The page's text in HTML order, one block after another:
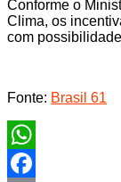
Conforme o
Clima, os
com
Fonte: Brasil 61
WhatsApp